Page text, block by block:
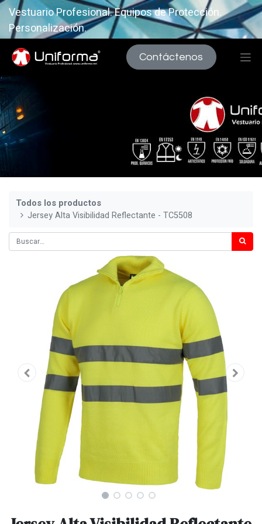
Vestuario Profesional. Equipos de Protección.
Personalización.
Contáctenos
Todos los productos
Jersey Alta Visibilidad Reflectante - TC5508